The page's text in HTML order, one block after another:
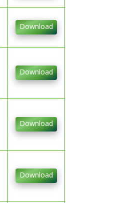
Download
Download
Download
Download